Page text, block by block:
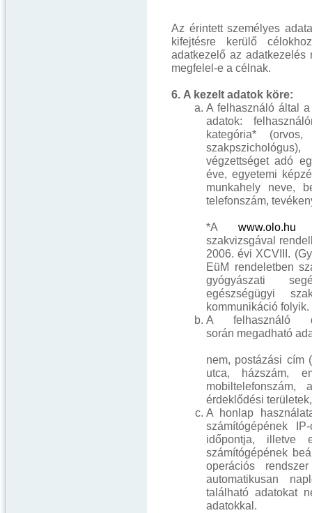
Az érintett személyes
kifejtésre kerülő
adatkezelő az adatkezelés
megfelel-e a célnak.
6. A kezelt adatok köre:
A felhasználó által
adatok:
kategória*
végzettséget adó
éve, egyetemi
munkahely neve,
telefonszám,
*A www.olo.hu
szakvizsgával
2006. évi XCVIII.
EüM rendeletben
gyógyászati
egészségügyi
kommunikáció folyik.
A felhasználó
során megadható
nem, postázási cím
utca, házszám,
érdeklődési
A honlap
számítógépének
időpontja, illetve
számítógépének
operációs
automatikusan
található adatokat
adatokkal.